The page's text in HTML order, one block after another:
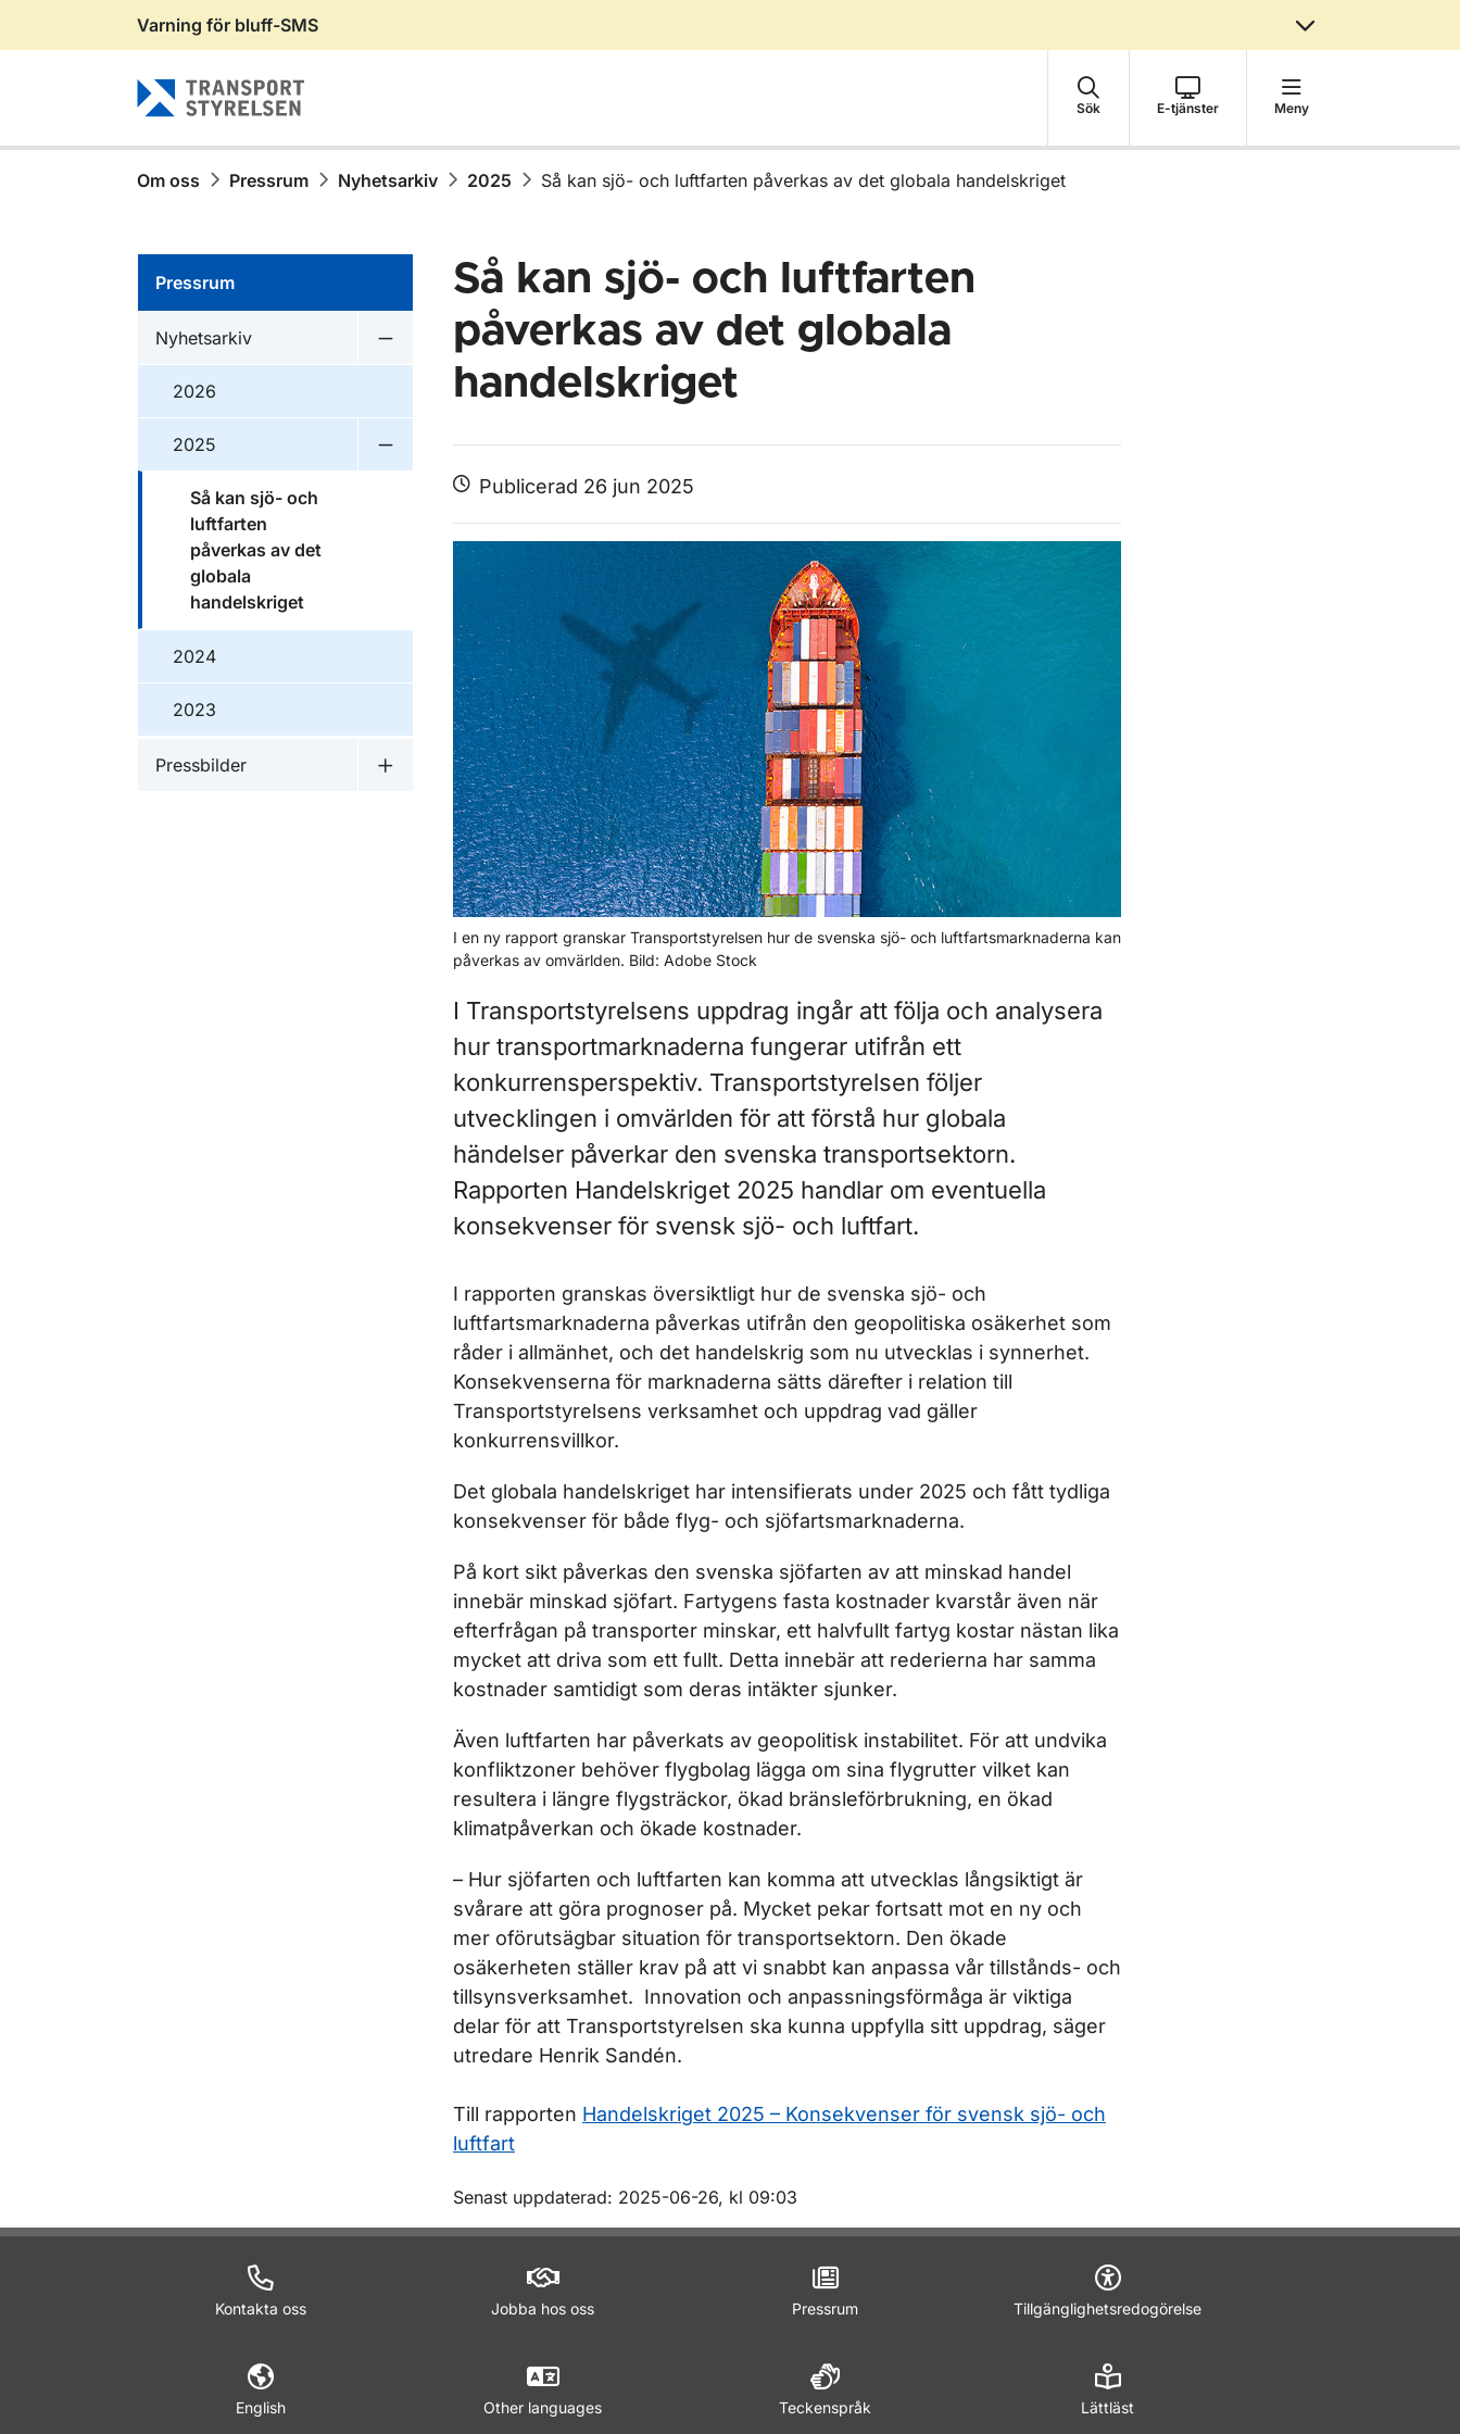
Gå till sidans innehåll
Varning för bluff-SMS
Sök E-tjänster Meny
Om oss Pressrum Nyhetsarkiv 2025 Så kan sjö- och luftfarten påverkas av det globala handelskriget
Pressrum
Nyhetsarkiv
Undermeny för Nyhetsarkiv
2026
2025
Så kan sjö- och
luftfarten
påverkas av det
globala
handelskriget
2024
2023
Pressbilder
Undermeny för Pressbilder
Så kan sjö- och luftfarten
påverkas av det globala
handelskriget
Publicerad 26 jun 2025
I en ny rapport granskar Transportstyrelsen hur de svenska sjö- och luftfartsmarknaderna kan
påverkas av omvärlden. Bild: Adobe Stock
I Transportstyrelsens uppdrag ingår att följa och analysera
hur transportmarknaderna fungerar utifrån ett
konkurrensperspektiv. Transportstyrelsen följer
utvecklingen i omvärlden för att förstå hur globala
händelser påverkar den svenska transportsektorn.
Rapporten Handelskriget 2025 handlar om eventuella
konsekvenser för svensk sjö- och luftfart.
I rapporten granskas översiktligt hur de svenska sjö- och
luftfartsmarknaderna påverkas utifrån den geopolitiska osäkerhet som
råder i allmänhet, och det handelskrig som nu utvecklas i synnerhet.
Konsekvenserna för marknaderna sätts därefter i relation till
Transportstyrelsens verksamhet och uppdrag vad gäller
konkurrensvillkor.
Det globala handelskriget har intensifierats under 2025 och fått tydliga
konsekvenser för både flyg- och sjöfartsmarknaderna.
På kort sikt påverkas den svenska sjöfarten av att minskad handel
innebär minskad sjöfart. Fartygens fasta kostnader kvarstår även när
efterfrågan på transporter minskar, ett halvfullt fartyg kostar nästan lika
mycket att driva som ett fullt. Detta innebär att rederierna har samma
kostnader samtidigt som deras intäkter sjunker.
Även luftfarten har påverkats av geopolitisk instabilitet. För att undvika
konfliktzoner behöver flygbolag lägga om sina flygrutter vilket kan
resultera i längre flygsträckor, ökad bränsleförbrukning, en ökad
klimatpåverkan och ökade kostnader.
– Hur sjöfarten och luftfarten kan komma att utvecklas långsiktigt är
svårare att göra prognoser på. Mycket pekar fortsatt mot en ny och
mer oförutsägbar situation för transportsektorn. Den ökade
osäkerheten ställer krav på att vi snabbt kan anpassa vår tillstånds- och
tillsynsverksamhet. Innovation och anpassningsförmåga är viktiga
delar för att Transportstyrelsen ska kunna uppfylla sitt uppdrag, säger
utredare Henrik Sandén.
Till rapporten Handelskriget 2025 – Konsekvenser för svensk sjö- och
luftfart
Om sidan
Senast uppdaterad: 2025-06-26, kl 09:03
Kontakta oss Jobba hos oss Pressrum Tillgänglighetsredogörelse
English Other languages Teckenspråk Lättläst